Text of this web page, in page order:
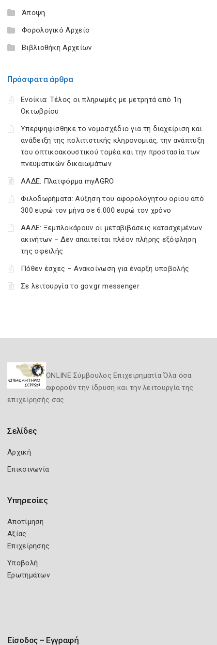
Άποψη
Φορολογικό Αρχείο
Βιβλιοθήκη Αρχείων
Πρόσφατα άρθρα
Ενοίκια: Τέλος οι πληρωμές με μετρητά από 1η
Οκτωβρίου
Υπερψηφίσθηκε το νομοσχέδιο για τη διαχείριση και
ανάδειξη της πολιτιστικής κληρονομιάς, την ανάπτυξη
του οπτικοακουστικού τομέα και την προστασία των
πνευματικών δικαιωμάτων
ΑΑΔΕ: Πλατφόρμα myAGRO
Φιλοδωρήματα: Αύξηση του αφορολόγητου ορίου από
300 ευρώ τον μήνα σε 6.000 ευρώ τον χρόνο
ΑΑΔΕ: Ξεμπλοκάρουν οι μεταβιβάσεις κατασχεμένων
ακινήτων – Δεν απαιτείται πλέον πλήρης εξόφληση
της οφειλής
Πόθεν έσχες – Ανακοίνωση για έναρξη υποβολής
Σε λειτουργία το gov.gr messenger
ONLINE Σύμβουλος Επιχειρηματία Όλα όσα
αφορούν την ίδρυση και την λειτουργία της
επιχείρησής σας.
Σελίδες
Αρχική
Επικοινωνία
Υπηρεσίες
Αποτίμηση
Αξίας
Επιχείρησης
Υποβολή
Ερωτημάτων
Είσοδος – Εγγραφή